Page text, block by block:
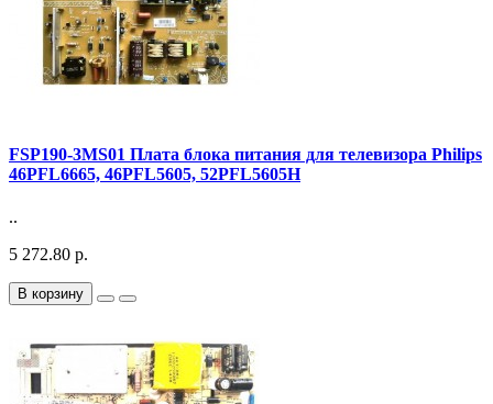
FSP190-3MS01 Плата блока питания для телевизора Philips
46PFL6665, 46PFL5605, 52PFL5605H
..
5 272.80 р.
В корзину